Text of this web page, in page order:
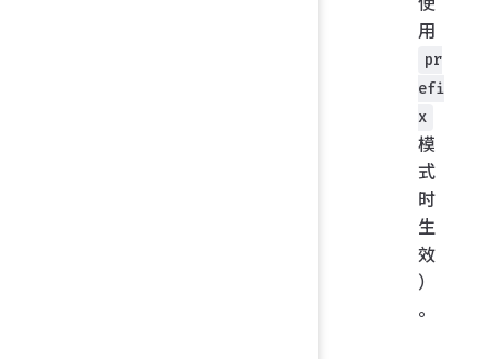
用
pr
efi
x
模
式
时
生
效
）
。